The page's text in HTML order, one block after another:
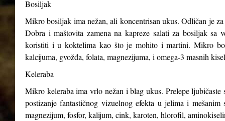
Bosiljak
Mikro bosiljak ima nežan, ali koncentrisan ukus. Odličan je
Dobra i maštovita zamena na kapreze salati za bosiljak
koristiti i u koktelima kao što je mohito i martini. Mikro
kalcijuma, gvožđa, folata, magnezijuma, i omega-3 masnih
Keleraba
Mikro keleraba ima vrlo nežan i blag ukus. Prelepe
postizanje fantastičnog vizuelnog efekta u jelima i
magnezijum, fosfor, kalijum, cink, karoten, hlorofil,